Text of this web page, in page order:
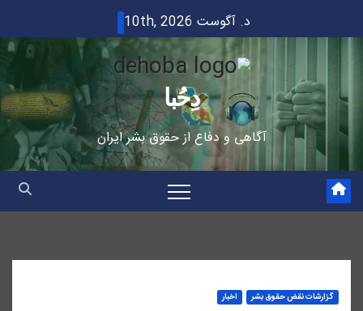
to
د. آگوست 10th, 2026
دِحُبا
آگاهی و دفاع از حقوق بشر ایران
گزارشات نقض حقوق بشر اخبار